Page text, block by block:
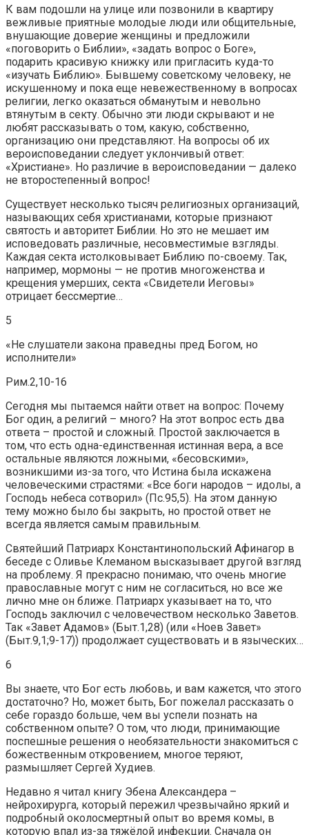
К вам подошли на улице или позвонили в квартиру
вежливые приятные молодые люди или общительные,
внушающие доверие женщины и предложили
«поговорить о Библии», «задать вопрос о Боге»,
подарить красивую книжку или пригласить куда-то
«изучать Библию». Бывшему советскому человеку, не
искушенному и пока еще невежественному в вопросах
религии, легко оказаться обманутым и невольно
втянутым в секту. Обычно эти люди скрывают и не
любят рассказывать о том, какую, собственно,
организацию они представляют. На вопросы об их
вероисповедании следует уклончивый ответ:
«Христиане». Но различие в вероисповедании — далеко
не второстепенный вопрос!
Существует несколько тысяч религиозных организаций,
называющих себя христианами, которые признают
святость и авторитет Библии. Но это не мешает им
исповедовать различные, несовместимые взгляды.
Каждая секта истолковывает Библию по-своему. Так,
например, мормоны — не против многоженства и
крещения умерших, секта «Свидетели Иеговы»
отрицает бессмертие…
5
«Не слушатели закона праведны пред Богом, но
исполнители»
Рим.2,10-16
Сегодня мы пытаемся найти ответ на вопрос: Почему
Бог один, а религий – много? На этот вопрос есть два
ответа – простой и сложный. Простой заключается в
том, что есть одна-единственная истинная вера, а все
остальные являются ложными, «бесовскими»,
возникшими из-за того, что Истина была искажена
человеческими страстями: «Все боги народов – идолы, а
Господь небеса сотворил» (Пс.95,5). На этом данную
тему можно было бы закрыть, но простой ответ не
всегда является самым правильным.
Святейший Патриарх Константинопольский Афинагор в
беседе с Оливье Клеманом высказывает другой взгляд
на проблему. Я прекрасно понимаю, что очень многие
православные могут с ним не согласиться, но все же
лично мне он ближе. Патриарх указывает на то, что
Господь заключил с человечеством несколько Заветов.
Так «Завет Адамов» (Быт.1,28) (или «Ноев Завет»
(Быт.9,1;9-17)) продолжает существовать и в языческих…
6
Вы знаете, что Бог есть любовь, и вам кажется, что этого
достаточно? Но, может быть, Бог пожелал рассказать о
себе гораздо больше, чем вы успели познать на
собственном опыте? О том, что люди, принимающие
поспешные решения о необязательности знакомиться с
божественным откровением, многое теряют,
размышляет Сергей Худиев.
Недавно я читал книгу Эбена Александера –
нейрохирурга, который пережил чрезвычайно яркий и
подробный околосмертный опыт во время комы, в
которую впал из-за тяжёлой инфекции. Сначала он